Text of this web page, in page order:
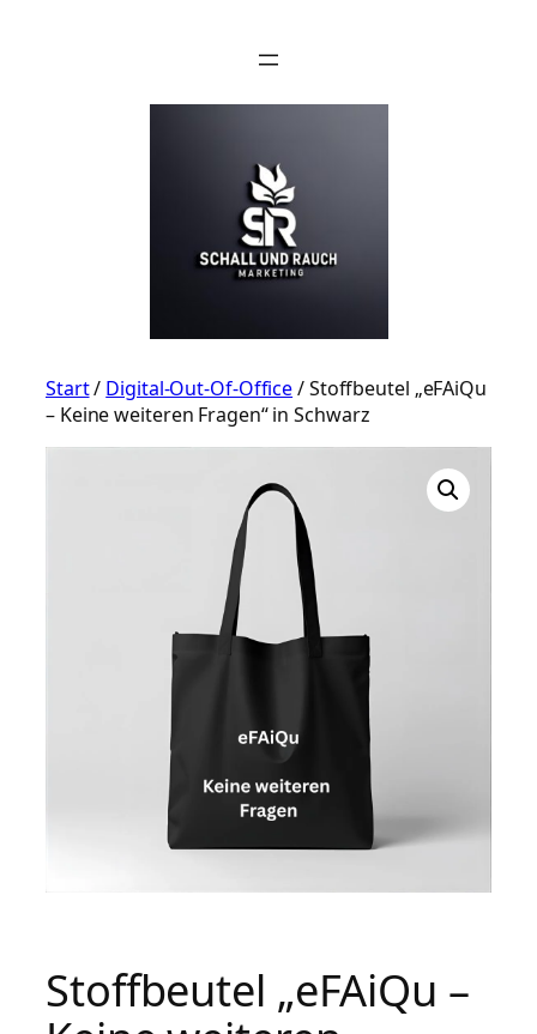
Start/ Digital-Out-Of-Office/ Stoffbeutel „eFAiQu
– Keine weiteren Fragen“ in Schwarz
Stoffbeutel „eFAiQu –